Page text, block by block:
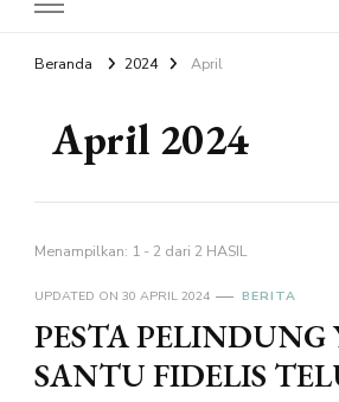
Beranda 2024 April
April 2024
Menampilkan: 1 - 2 dari 2 HASIL
UPDATED ON 30 APRIL 2024 BERITA
PESTA PELINDUNG
SANTU FIDELIS